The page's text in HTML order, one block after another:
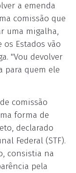
a emenda
comissão que
uma migalha,
os Estados vão
"Vou devolver
para quem ele
comissão
forma de
declarado
Federal (STF).
consistia na
pela